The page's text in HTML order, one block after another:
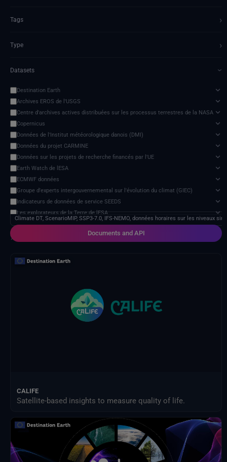
Tags ›
Type ›
Datasets ›
Destination Earth
Archives EROS de l'USGS
Centre d'archives actives distribuées sur les processus terrestres de la NASA
Copernicus
Données de l'Institut météorologique danois (DMI)
Données du projet CARMINE
Données sur les projets de recherche financés par l'UE
Earth Watch de lESA
ECMWF données
Groupe d'experts intergouvernemental sur l'évolution du climat (GIEC)
Indicateurs de données de service SEEDS
Les explorateurs de la Terre de lESA
Modèle d'impact des changements climatiques
Organisation des Nations Unies pour l'alimentation et l'agriculture
Projet de comparaison inter-modèles d'impact intersectoriel (ISIMIP)
Publications d'Eurostat
Satellites météorologiques
Service Harvic Surveillance et gestion agricoles
Documents and API
Climate DT, ScenarioMIP, SSP3-7.0, IFS-NEMO, données horaires sur les niveaux
7 services found
CALIFE
Satellite-based insights to measure quality of life.